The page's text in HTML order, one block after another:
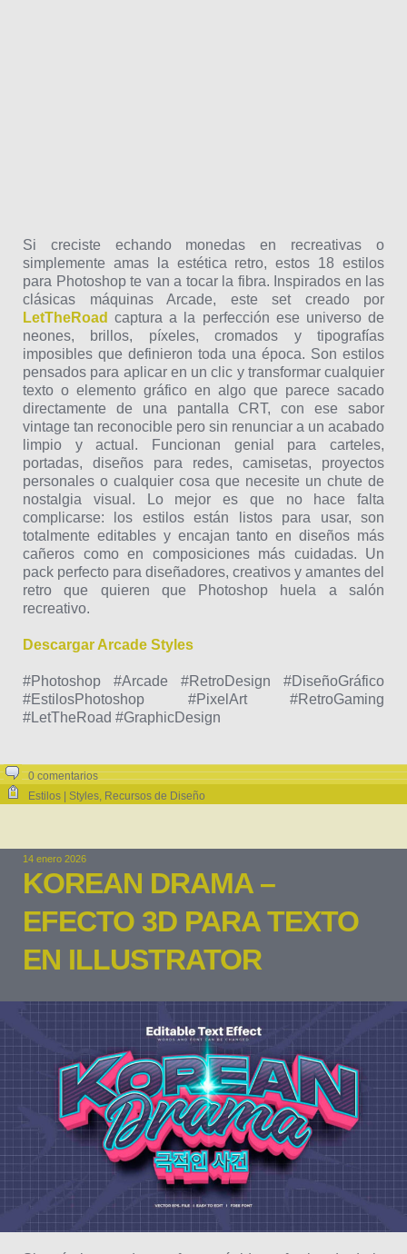
Si creciste echando monedas en recreativas o
simplemente amas la estética retro, estos 18 estilos
para Photoshop te van a tocar la fibra. Inspirados en las
clásicas máquinas Arcade, este set creado por
LetTheRoadcaptura a la perfección ese universo de
neones, brillos, píxeles, cromados y tipografías
imposibles que definieron toda una época. Son estilos
pensados para aplicar en un clic y transformar cualquier
texto o elemento gráfico en algo que parece sacado
directamente de una pantalla CRT, con ese sabor
vintage tan reconocible pero sin renunciar a un acabado
limpio y actual. Funcionan genial para carteles,
portadas, diseños para redes, camisetas, proyectos
personales o cualquier cosa que necesite un chute de
nostalgia visual. Lo mejor es que no hace falta
complicarse: los estilos están listos para usar, son
totalmente editables y encajan tanto en diseños más
cañeros como en composiciones más cuidadas. Un
pack perfecto para diseñadores, creativos y amantes del
retro que quieren que Photoshop huela a salón
recreativo.
Descargar Arcade Styles
#Photoshop #Arcade #RetroDesign #DiseñoGráfico
#EstilosPhotoshop #PixelArt #RetroGaming
#LetTheRoad #GraphicDesign
0 comentarios
Estilos | Styles, Recursos de Diseño
14 enero 2026
KOREAN DRAMA –
EFECTO 3D PARA TEXTO
EN ILLUSTRATOR